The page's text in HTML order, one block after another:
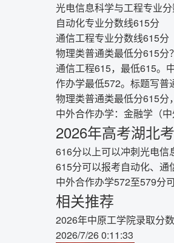
光电信息科学与工程专业
自动化专业分数线615分
通信工程专业分数线615分
物理类普通类最低分615分
通信工程615，最低615。
作办学最低572。标题写普
物理类普通类最低分615分
中外合作办学：金融学（
2026年高考湖北
616分以上可以冲刺光电信
615分可以报考自动化、通
中外合作办学572至579分可
相关推荐
2026年中原工学院录取分
2026/7/26 0:11:33